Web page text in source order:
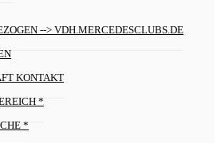
--> VDH.MERCEDESCLUBS.DE
KONTAKT
*
*